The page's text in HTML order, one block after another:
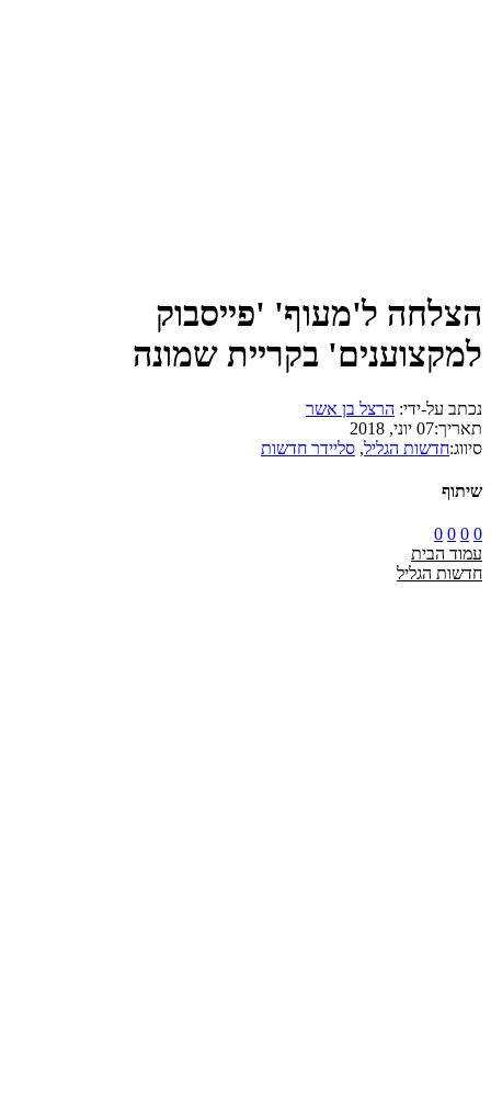
הצלחה ל'מעוף' 'פייסבוק
למקצוענים' בקריית שמונה
נכתב על-ידי: הרצל בן אשר
תאריך:07 יוני, 2018
סיווג:חדשות הגליל, סליידר חדשות
שיתוף
0
0
0
0
עמוד הבית
חדשות הגליל